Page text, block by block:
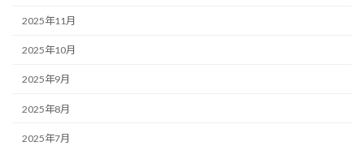
2025年11月
2025年10月
2025年9月
2025年8月
2025年7月